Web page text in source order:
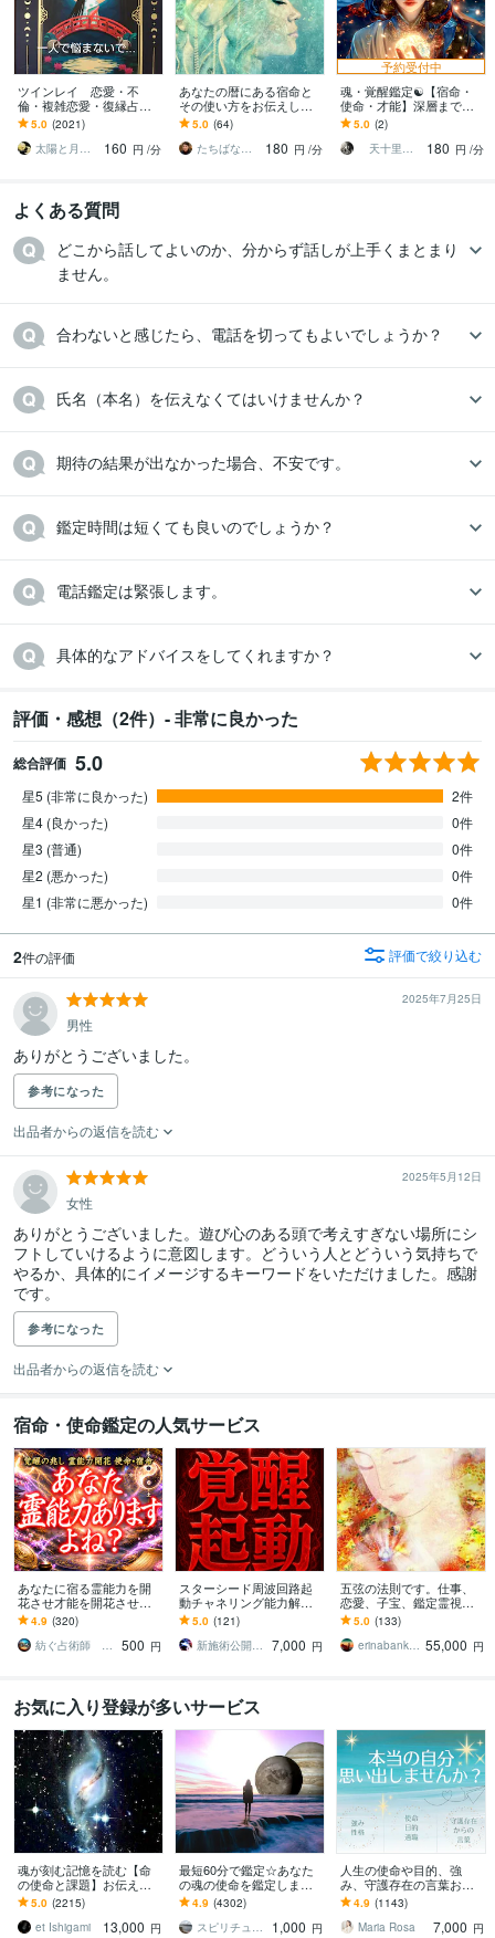
ツインレイ 恋愛・不
倫・複雑恋愛・復縁占い
ます ツインレイ☯️気にな
る方！是非、占います✨
5.0 (2021)
太陽と月の光
160 円 /分
あなたの暦にある宿命と
その使い方をお伝えしま
す 宿命と運命は違いま
す。両方を知って未来を
変えましょう！
5.0 (64)
たちばなふみか（舘花史圭）
180 円 /分
予約受付中
魂・覚醒鑑定☯️【宿命・
使命・才能】深層まで視
ます 『自分の星を生きよ
★』四柱推命＆精霊チャ
ネリングで魂軌道修正
5.0 (2)
天十里（あとり）精霊の声を聴く占術師
180 円 /分
よくある質問
どこから話してよいのか、分からず話しが上手くまとまり
ません。
合わないと感じたら、電話を切ってもよいでしょうか？
氏名（本名）を伝えなくてはいけませんか？
期待の結果が出なかった場合、不安です。
鑑定時間は短くても良いのでしょうか？
電話鑑定は緊張します。
具体的なアドバイスをしてくれますか？
評価・感想（2件）- 非常に良かった
総合評価 5.0
星5 (非常に良かった)
2件
星4 (良かった)
0件
星3 (普通)
0件
星2 (悪かった)
0件
星1 (非常に悪かった)
0件
2件の評価 評価で絞り込む
2025年7月25日
男性
ありがとうございました。
参考になった
出品者からの返信を読む
2025年5月12日
女性
ありがとうございました。遊び心のある頭で考えすぎない場所にシ
フトしていけるように意図します。どういう人とどういう気持ちで
やるか、具体的にイメージするキーワードをいただけました。感謝
です。
参考になった
出品者からの返信を読む
宿命・使命鑑定の人気サービス
あなたに宿る霊能力を開
花させ才能を開花させま
す 霊感・霊力の覚醒|未来
を切り開き、運命を幸福
にする至高の鑑定
4.9 (320)
紡ぐ占術師 宗馬【観音千里眼×呪術】
500 円
スターシード周波回路起
動チャネリング能力解放
します 光而＋神核のエネ
ルギーラインを整えESP
能力最大化を導きます
5.0 (121)
新施術公開→≪相手意識強制変化≫◆星桜龍
7,000 円
五弦の法則です。仕事、
恋愛、子宝、鑑定霊視し
ます 霊障でお悩みや、
色々な悩みや潜在意識を
見て行きます。
5.0 (133)
erinabankband 55,000 円
お気に入り登録が多いサービス
魂が刻む記憶を読む【命
の使命と課題】お伝えし
ます 魂に秘められた人生
の願いを思い出し、真実
の〈自分〉を生きる
5.0 (2215)
et Ishigami
13,000 円
最短60分で鑑定☆あなた
の魂の使命を鑑定します
今世の使命を知って、楽
しく幸せに成功する
4.9 (4302)
スピリチュアルカウンセラー沙耶美
1,000 円
人生の使命や目的、強
み、守護存在の言葉お伝
えします 自分らしさを思
い出し、より輝いて生き
ていきませんか？
4.9 (1143)
Maria Rosa
7,000 円